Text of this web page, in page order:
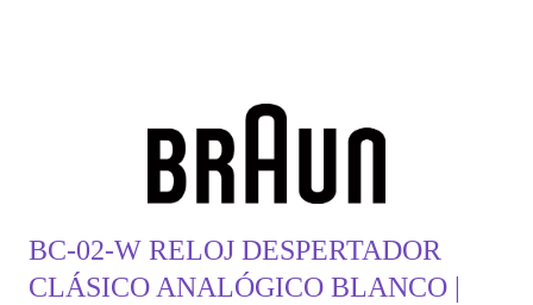
BC-02-W RELOJ DESPERTADOR
CLÁSICO ANALÓGICO BLANCO |